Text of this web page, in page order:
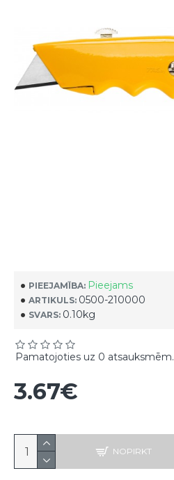
PIEEJAMĪBA: Pieejams
ARTIKULS: 0500-210000
SVARS: 0.10kg
Pamatojoties uz 0 atsauksmēm.
3.67€
NOPIRKT